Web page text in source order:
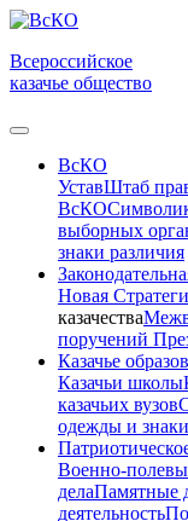
Всероссийское
казачье общество
ВсКО
УставШтаб
ВсКО
выборных
знаки различия
Новая
казачества
поручений
Казачье
Казачьи школы
казачьих вузов
одежды и
Военно-
делаПамятные
деятельность